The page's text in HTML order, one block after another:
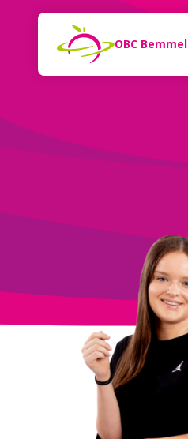
Naar de inhoud
OBC Bemmel